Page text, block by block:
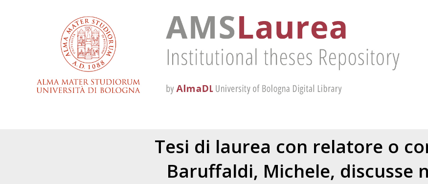
Tesi di laurea con relatore o
Baruffaldi, Michele, discusse